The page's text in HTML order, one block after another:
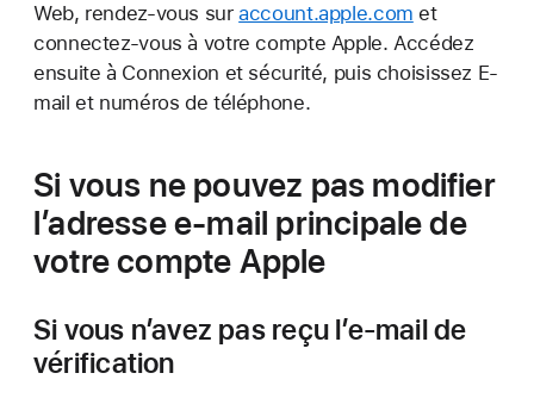
Web, rendez-vous suraccount.apple.com et
connectez-vous à votre compte Apple. Accédez
ensuite à Connexion et sécurité, puis choisissez E-
mail et numéros de téléphone.
Si vous ne pouvez pas modifier
l’adresse e-mail principale de
votre compte Apple
Si vous n’avez pas reçu l’e-mail de
vérification